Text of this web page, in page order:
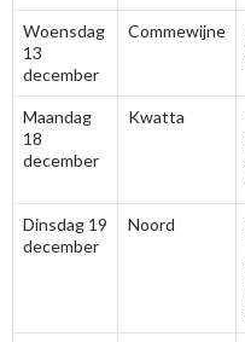
Woensdag
13
december
Commewijne
Maandag
18
december
Kwatta
Dinsdag 19
december
Noord